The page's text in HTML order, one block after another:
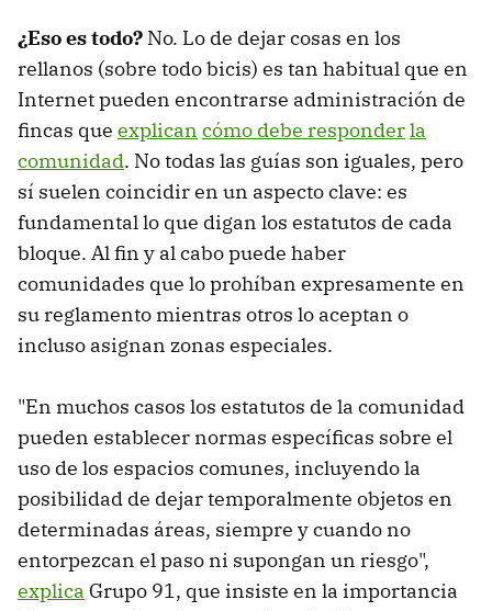
¿Eso es todo? No. Lo de dejar cosas en los
rellanos (sobre todo bicis) es tan habitual que en
Internet pueden encontrarse administración de
fincas que explican cómo debe responderla
comunidad. No todas las guías son iguales, pero
sí suelen coincidir en un aspecto clave: es
fundamental lo que digan los estatutos de cada
bloque. Al fin y al cabo puede haber
comunidades que lo prohíban expresamente en
su reglamento mientras otros lo aceptan o
incluso asignan zonas especiales.
"En muchos casos los estatutos de la comunidad
pueden establecer normas específicas sobre el
uso de los espacios comunes, incluyendo la
posibilidad de dejar temporalmente objetos en
determinadas áreas, siempre y cuando no
entorpezcan el paso ni supongan un riesgo",
explica Grupo 91, que insiste en la importancia